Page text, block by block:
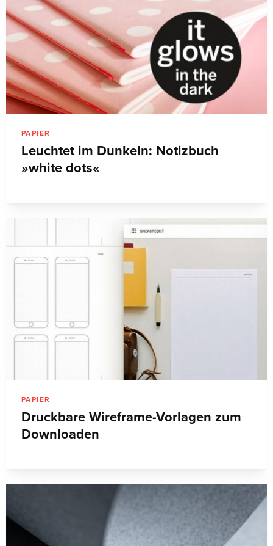
PAPIER
Leuchtet im Dunkeln: Notizbuch
»white dots«
PAPIER
Druckbare Wireframe-Vorlagen zum
Downloaden